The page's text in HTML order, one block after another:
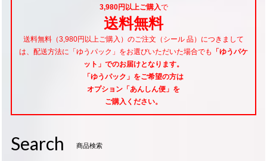
3,980円以上ご購入で
送料無料
送料無料（3,980円以上ご購入）のご注文（シール 品）につきまして
は、配送方法に「ゆうパック」をお選びいただいた場合でも
「ゆうパケ
ット」でのお届けとなります。
「ゆうパック」をご希望の方は
オプション「あんしん便」 を
ご購入ください。
Search 商品検索